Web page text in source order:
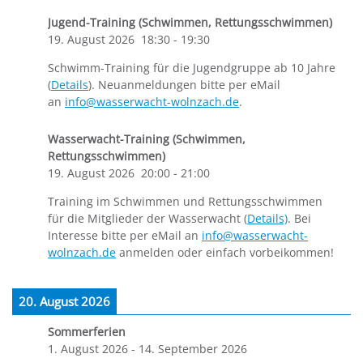
Jugend-Training (Schwimmen, Rettungsschwimmen)
19. August 2026 18:30 - 19:30
Schwimm-Training für die Jugendgruppe ab 10 Jahre
(Details). Neuanmeldungen bitte per eMail
an info@wasserwacht-wolnzach.de.
Wasserwacht-Training (Schwimmen,
Rettungsschwimmen)
19. August 2026 20:00 - 21:00
Training im Schwimmen und Rettungsschwimmen
für die Mitglieder der Wasserwacht (Details). Bei
Interesse bitte per eMail an info@wasserwacht-
wolnzach.de anmelden oder einfach vorbeikommen!
20. August 2026
Sommerferien
1. August 2026 - 14. September 2026